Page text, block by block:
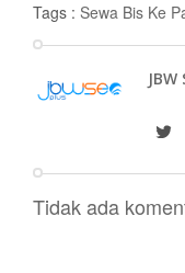
Tags : Sewa Bis Ke
JBW
Tidak ada